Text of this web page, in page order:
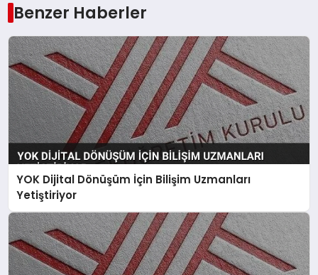
Benzer Haberler
YOK Dijital Dönüşüm İçin Bilişim Uzmanları
Yetiştiriyor